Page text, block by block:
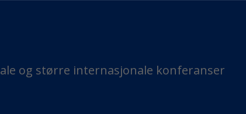
og større internasjonale konferanser